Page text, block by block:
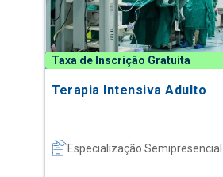
Taxa de Inscrição Gratuita
Terapia Intensiva Adulto
Especialização Semipresencial